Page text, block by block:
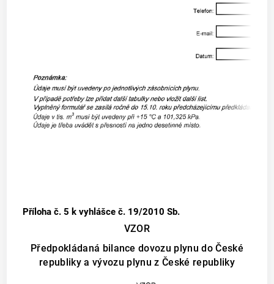
Příloha č. 5 k vyhlášce č. 19/2010 Sb.
VZOR
Předpokládaná bilance dovozu plynu do České
republiky a vývozu plynu z České republiky